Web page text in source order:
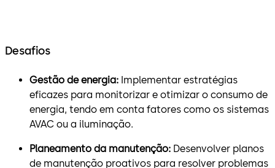
Desafios
Gestão de energia: Implementar estratégias
eficazes para monitorizar e otimizar o consumo de
energia, tendo em conta fatores como os sistemas
AVAC ou a iluminação.
Planeamento da manutenção: Desenvolver planos
de manutenção proativos para resolver problemas